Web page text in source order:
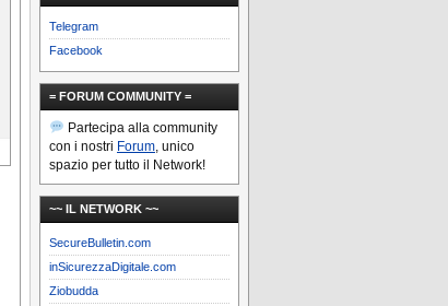
Telegram
Facebook
= FORUM COMMUNITY =
Partecipa alla community
con i nostri Forum, unico
spazio per tutto il Network!
~~ IL NETWORK ~~
SecureBulletin.com
inSicurezzaDigitale.com
Ziobudda